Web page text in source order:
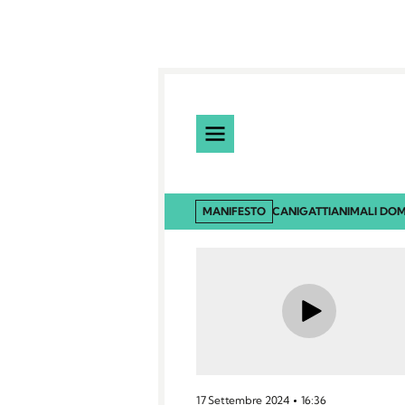
MANIFESTO CANIGATTIANIMALI
17 Settembre 2024 16:36